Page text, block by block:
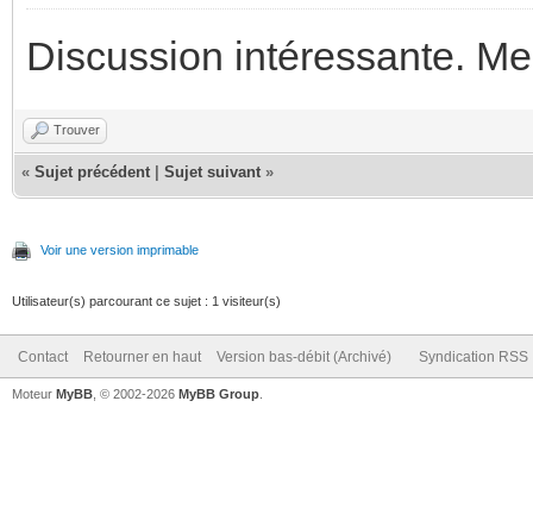
Discussion intéressante.
Trouver
« Sujet précédent Sujet suivant »
Voir une version imprimable
Utilisateur(s) parcourant ce sujet : 1 visiteur(s)
Contact Retourner en haut Version bas-débit (Archivé) Syndication RSS
Moteur MyBB , © 2002-2026 MyBB Group